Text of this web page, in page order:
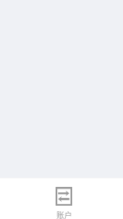
账户